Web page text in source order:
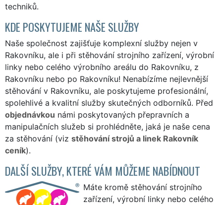
techniků.
KDE POSKYTUJEME NAŠE SLUŽBY
Naše společnost zajišťuje komplexní služby nejen v
Rakovníku, ale i při stěhování strojního zařízení, výrobní
linky nebo celého výrobního areálu do Rakovníku, z
Rakovníku nebo po Rakovníku! Nenabízíme nejlevnější
stěhování v Rakovníku, ale poskytujeme profesionální,
spolehlivé a kvalitní služby skutečných odborníků. Před
objednávkou námi poskytovaných přepravních a
manipulačních služeb si prohlédněte, jaká je naše cena
za stěhování (viz stěhování strojů a linek Rakovník
ceník).
DALŠÍ SLUŽBY, KTERÉ VÁM MŮŽEME NABÍDNOUT
Máte kromě stěhování strojního
zařízení, výrobní linky nebo celého